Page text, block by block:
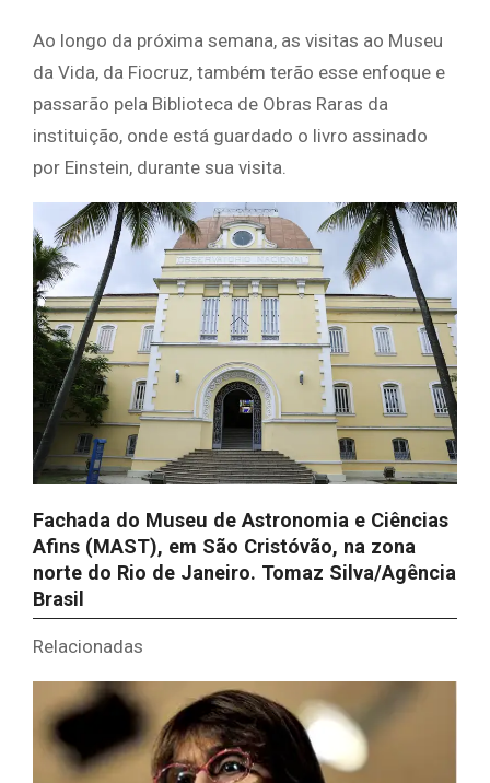
Ao longo da próxima semana, as visitas ao Museu
da Vida, da Fiocruz, também terão esse enfoque e
passarão pela Biblioteca de Obras Raras da
instituição, onde está guardado o livro assinado
por Einstein, durante sua visita.
Fachada do Museu de Astronomia e Ciências
Afins (MAST), em São Cristóvão, na zona
norte do Rio de Janeiro. Tomaz Silva/Agência
Brasil
Relacionadas